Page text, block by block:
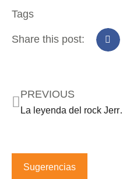
Tags
Share this post:
PREVIOUS
La
Sugerencias